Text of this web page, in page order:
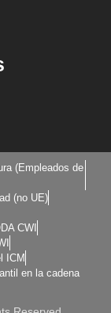
(Empleados de
(no UE)
CWI
ICM
en la cadena